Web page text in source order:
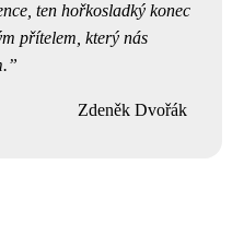
ten hořkosladký konec
přítelem, který nás
Zdeněk Dvořák